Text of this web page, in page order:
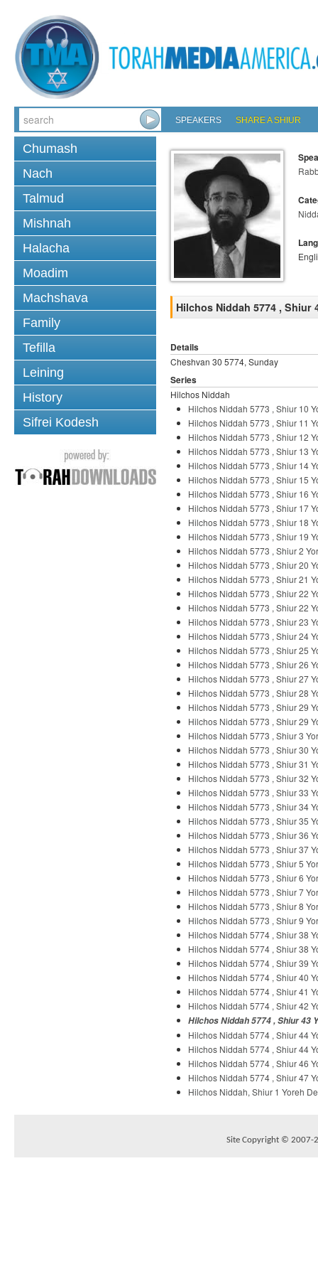
SPEAKERS SHARE A SHIUR
Chumash
Nach
Talmud
Mishnah
Halacha
Moadim
Machshava
Family
Tefilla
Leining
History
Sifrei Kodesh
Hilchos Niddah 5774 , Shiur
Details
Cheshvan 30 5774, Sunday
Series
Hilchos Niddah
Hilchos Niddah 5773 , Shiur 10
Hilchos Niddah 5773 , Shiur 11
Hilchos Niddah 5773 , Shiur 12
Hilchos Niddah 5773 , Shiur 13
Hilchos Niddah 5773 , Shiur 14
Hilchos Niddah 5773 , Shiur 15
Hilchos Niddah 5773 , Shiur 16
Hilchos Niddah 5773 , Shiur 17
Hilchos Niddah 5773 , Shiur 18
Hilchos Niddah 5773 , Shiur 19
Hilchos Niddah 5773 , Shiur 2
Hilchos Niddah 5773 , Shiur 20
Hilchos Niddah 5773 , Shiur 21
Hilchos Niddah 5773 , Shiur 22
Hilchos Niddah 5773 , Shiur 22
Hilchos Niddah 5773 , Shiur 23
Hilchos Niddah 5773 , Shiur 24
Hilchos Niddah 5773 , Shiur 25
Hilchos Niddah 5773 , Shiur 26
Hilchos Niddah 5773 , Shiur 27
Hilchos Niddah 5773 , Shiur 28
Hilchos Niddah 5773 , Shiur 29
Hilchos Niddah 5773 , Shiur 29
Hilchos Niddah 5773 , Shiur 3
Hilchos Niddah 5773 , Shiur 30
Hilchos Niddah 5773 , Shiur 31
Hilchos Niddah 5773 , Shiur 32
Hilchos Niddah 5773 , Shiur 33
Hilchos Niddah 5773 , Shiur 34
Hilchos Niddah 5773 , Shiur 35
Hilchos Niddah 5773 , Shiur 36
Hilchos Niddah 5773 , Shiur 37
Hilchos Niddah 5773 , Shiur 5
Hilchos Niddah 5773 , Shiur 6
Hilchos Niddah 5773 , Shiur 7
Hilchos Niddah 5773 , Shiur 8
Hilchos Niddah 5773 , Shiur 9
Hilchos Niddah 5774 , Shiur 38
Hilchos Niddah 5774 , Shiur 38
Hilchos Niddah 5774 , Shiur 39
Hilchos Niddah 5774 , Shiur 40
Hilchos Niddah 5774 , Shiur 41
Hilchos Niddah 5774 , Shiur 42
Hilchos Niddah 5774 , Shiur 43
Hilchos Niddah 5774 , Shiur 44
Hilchos Niddah 5774 , Shiur 44
Hilchos Niddah 5774 , Shiur 46
Hilchos Niddah 5774 , Shiur 47
Hilchos Niddah, Shiur 1 Yoreh
Site Copyright © 2007-